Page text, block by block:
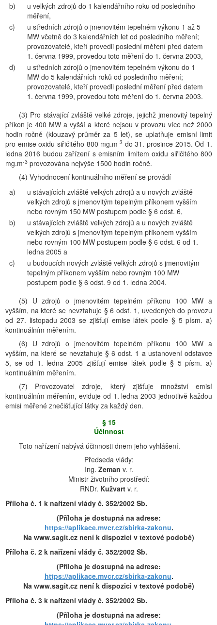
b)
u velkých zdrojů do 1 kalendářního roku od posledního
měření,
c)
u středních zdrojů o jmenovitém tepelném výkonu 1 až 5
MW včetně do 3 kalendářních let od posledního měření;
provozovatelé, kteří provedli poslední měření před datem
1. června 1999, provedou toto měření do 1. června 2003,
d)
u středních zdrojů o jmenovitém tepelném výkonu do 1
MW do 5 kalendářních roků od posledního měření;
provozovatelé, kteří provedli poslední měření před datem
1. června 1999, provedou toto měření do 1. června 2003.
(3) Pro stávající zvláště velké zdroje, jejichž jmenovitý tepelný
příkon je 400 MW a vyšší a které nejsou v provozu více než 2000
hodin ročně (klouzavý průměr za 5 let), se uplatňuje emisní limit
pro emise oxidu siřičitého 800 mg.m-3 do 31. prosince 2015. Od 1.
ledna 2016 budou zařízení s emisním limitem oxidu siřičitého 800
mg.m-3 provozována nejvýše 1500 hodin ročně.
(4) Vyhodnocení kontinuálního měření se provádí
a)
u stávajících zvláště velkých zdrojů a u nových zvláště
velkých zdrojů s jmenovitým tepelným příkonem vyšším
nebo rovným 150 MW postupem podle § 6 odst. 6,
b)
u stávajících zvláště velkých zdrojů a u nových zvláště
velkých zdrojů s jmenovitým tepelným příkonem vyšším
nebo rovným 100 MW postupem podle § 6 odst. 6 od 1.
ledna 2005 a
c)
u budoucích nových zvláště velkých zdrojů s jmenovitým
tepelným příkonem vyšším nebo rovným 100 MW
postupem podle § 6 odst. 9 od 1. ledna 2004.
(5) U zdrojů o jmenovitém tepelném příkonu 100 MW a
vyšším, na které se nevztahuje § 6 odst. 1, uvedených do provozu
od 27. listopadu 2003 se zjišťují emise látek podle § 5 písm. a)
kontinuálním měřením.
(6) U zdrojů o jmenovitém tepelném příkonu 100 MW a
vyšším, na které se nevztahuje § 6 odst. 1 a ustanovení odstavce
5, se od 1. ledna 2005 zjišťují emise látek podle § 5 písm. a)
kontinuálním měřením.
(7) Provozovatel zdroje, který zjišťuje množství emisí
kontinuálním měřením, eviduje od 1. ledna 2003 jednotlivě každou
emisi měřené znečišťující látky za každý den.
§ 15
Účinnost
Toto nařízení nabývá účinnosti dnem jeho vyhlášení.
Předseda vlády:
Ing. Zeman v. r.
Ministr životního prostředí:
RNDr. Kužvartv. r.
Příloha č. 1 k nařízení vlády č. 352/2002 Sb.
(Příloha je dostupná na adrese:
https://aplikace.mvcr.cz/sbirka-zakonu.
Na www.sagit.cz není k dispozici v textové podobě)
Příloha č. 2 k nařízení vlády č. 352/2002 Sb.
(Příloha je dostupná na adrese:
https://aplikace.mvcr.cz/sbirka-zakonu.
Na www.sagit.cz není k dispozici v textové podobě)
Příloha č. 3 k nařízení vlády č. 352/2002 Sb.
(Příloha je dostupná na adrese: